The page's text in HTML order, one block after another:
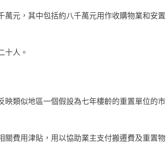
元，其中包括約八千萬元用作收購物業和安置
十人。
類似地區一個假設為七年樓齡的重置單位的市
費用津貼，用以協助業主支付搬遷費及重置物